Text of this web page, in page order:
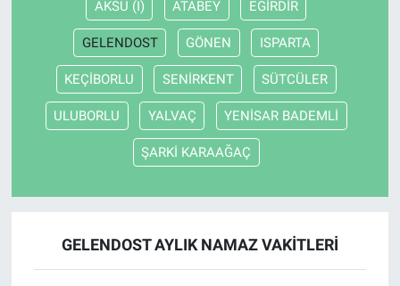
AKSU (I) ATABEY EĞİRDİR
GELENDOST GÖNEN ISPARTA
KEÇİBORLU SENİRKENT SÜTCÜLER
ULUBORLU YALVAÇ YENİSAR BADEMLİ
ŞARKİ KARAAĞAÇ
GELENDOST AYLIK NAMAZ VAKITLERI